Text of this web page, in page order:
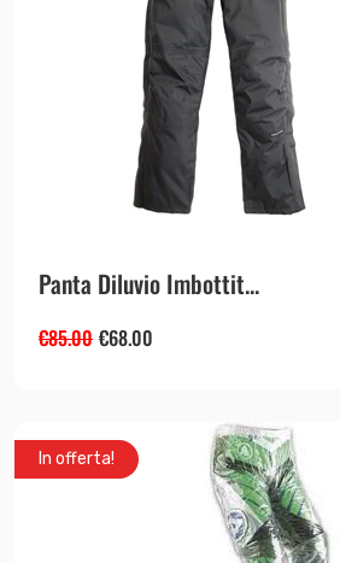
Panta Diluvio Imbottit...
€85.00 €68.00
In offerta!